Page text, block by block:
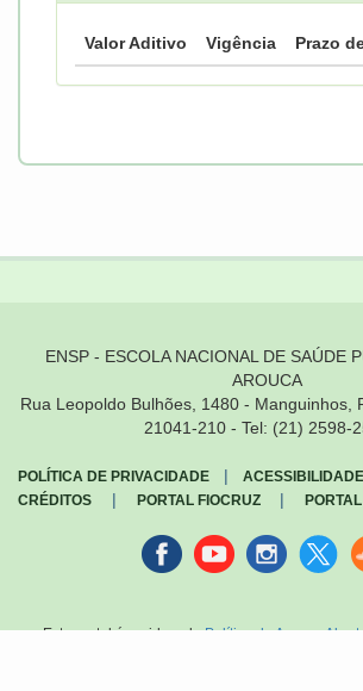
Valor Aditivo Vigência Prazo
ENSP - ESCOLA NACIONAL DE SAÚDE
AROUCA
Rua Leopoldo Bulhões, 1480 - Manguinhos,
21041-210 - Tel: (21) 2598-
POLÍTICA DE PRIVACIDADE | ACESSIBILIDADE
CRÉDITOS | PORTAL FIOCRUZ |
FacebookyoutubeinstagranTwitter
Este portal é regido pelaPolítica de Acesso